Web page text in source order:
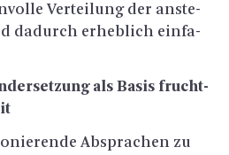
Ver­tei­lung der an­ste­
da­durch er­heb­lich ein­fa­
als Basis frucht­
Ab­spra­chen zu